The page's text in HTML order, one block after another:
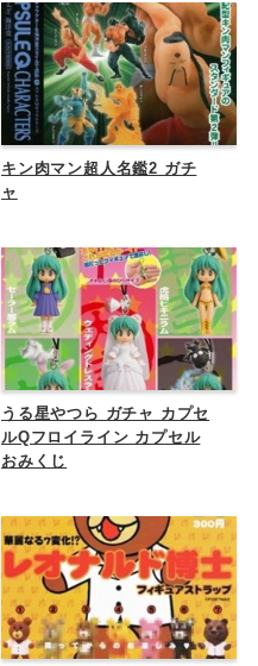
キン肉マン超人名鑑2 ガチ
ャ
うる星やつら ガチャ カプセ
ルQフロイライン カプセル
おみくじ